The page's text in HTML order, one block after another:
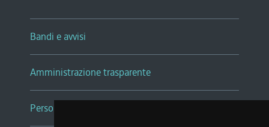
Bandi e avvisi
Amministrazione trasparente
Persone e Uffici